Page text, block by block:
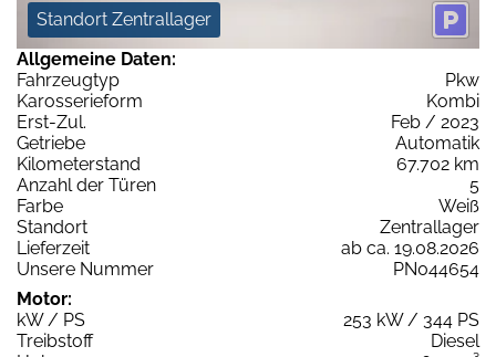
Standort Zentrallager
Allgemeine Daten:
Fahrzeugtyp
Pkw
Karosserieform
Kombi
Erst-Zul.
Feb / 2023
Getriebe
Automatik
Kilometerstand
67.702 km
Anzahl der Türen
5
Farbe
Weiß
Standort
Zentrallager
Lieferzeit
ab ca. 19.08.2026
Unsere Nummer
PN044654
Motor:
kW / PS
253 kW / 344 PS
Treibstoff
Diesel